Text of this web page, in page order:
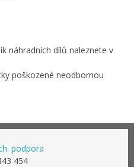
náhradních dílů naleznete v
poškozené neodbornou
podpora
454